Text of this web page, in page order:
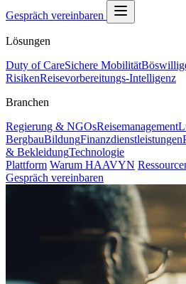
Gespräch vereinbaren
Lösungen
Duty of CareSichere Mobilität
RisikenReisevorbereitungs-Intelligenz
Branchen
Regierung & NGOsReisemanagement
BergbauBildungFinanzdienstleistungen
& BekleidungTechnologie
Plattform Warum HAAVYN
Gespräch vereinbaren